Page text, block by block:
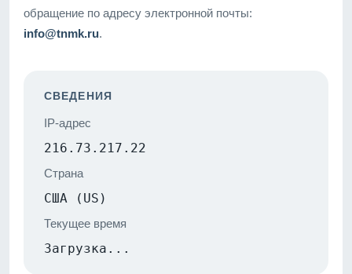
обращение по адресу электронной почты:
info@tnmk.ru.
СВЕДЕНИЯ
IP-адрес
216.73.217.22
Страна
США (US)
Текущее время
Загрузка...